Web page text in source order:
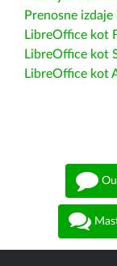
Prenosne
LibreOffice kot
LibreOffice kot
LibreOffice kot